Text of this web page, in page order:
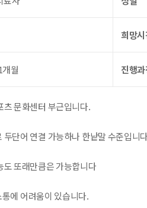
희망
월 진행
츠 문화센터 부근입니다.
단어 연결 가능하나 한낱말 수준입니
도 또래만큼은 가능합니다
에 어려움이 있습니다.